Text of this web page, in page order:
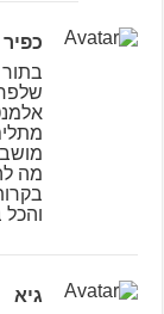
כפיר
מה
והכל ב20% פחות
גיא